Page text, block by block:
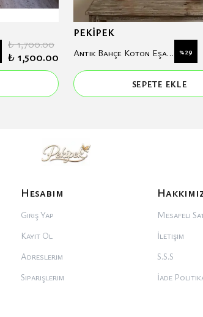
₺ 1,700.00
₺ 1,500.00
PEKİPEK
Antik Bahçe Koton Eşarp %29
SEPETE EKLE
Hesabım
Giriş Yap
Kayıt Ol
Adreslerim
Siparişlerim
Mesafeli
İletişim
S.S.S
İade